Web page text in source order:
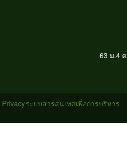
63 ม.4
ระบบสารสนเทศเพื่อการบริหาร
Privacy